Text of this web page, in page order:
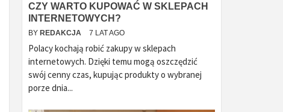
CZY WARTO KUPOWAĆ W SKLEPACH
INTERNETOWYCH?
BY REDAKCJA 7 LAT AGO
Polacy kochają robić zakupy w sklepach
internetowych. Dzięki temu mogą oszczędzić
swój cenny czas, kupując produkty o wybranej
porze dnia...